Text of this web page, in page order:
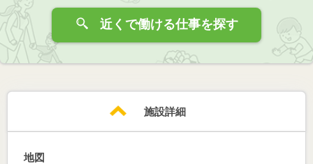
近くで働ける仕事を探す
施設詳細
地図